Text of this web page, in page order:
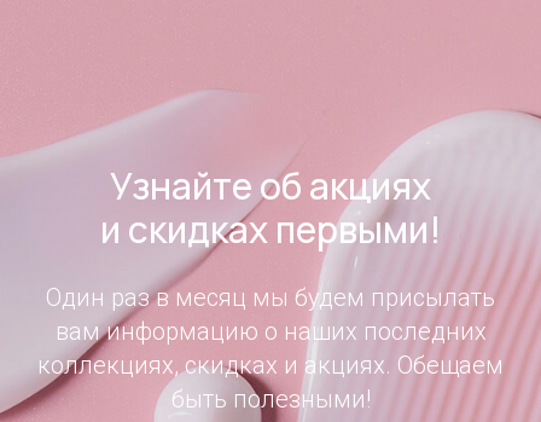
Узнайте об акциях
и скидках первыми!
Один раз в месяц мы будем присылать
вам информацию о наших последних
коллекциях, скидках и акциях. Обещаем
быть полезными!